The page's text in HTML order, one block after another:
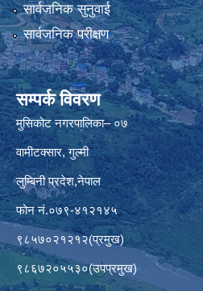
सार्वजनिक सुनुवाई
सार्वजनिक परीक्षण
सम्पर्क विवरण
मुसिकोट नगरपालिका– ०७
वामीटक्सार, गुल्मी
लुम्बिनी प्रदेश,नेपाल
फोन नं.०७९-४१२१४५
९८५७०२१२१२(प्रमुख)
९८६७२०५५३०(उपप्रमुख)